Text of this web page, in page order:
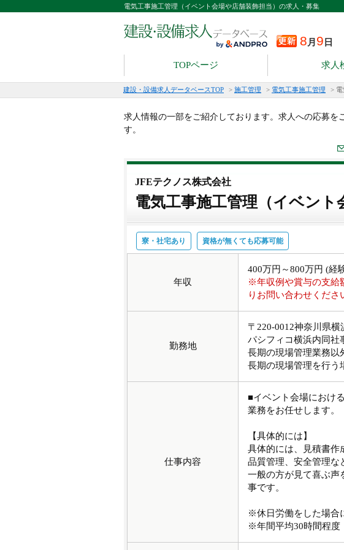
電気工事施工管理（イベント会場や店舗装飾担当）の求人・募集
8 月 9 日
TOPページ 求人
建設・設備求人データベースTOP > 施工管理 > 電気工事施工管理 >
求人情報の一部をご紹介しております。求人への応募
す。
JFEテクノス株式会社
電気工事施工管理（イベント
寮・社宅あり 資格が無くても応募可能
年収
400万円～800万円 (経
※年収例や賞与の支給
りお問い合わせくださ
勤務地
〒220-0012神奈川県横
パシフィコ横浜内同社
長期の現場管理業務以
長期の現場管理を行う
仕事内容
■イベント会場におけ
業務をお任せします。
【具体的には】
具体的には、見積書作
品質管理、安全管理な
一般の方が見て喜ぶ声
事です。
※休日労働をした場合
※年間平均30時間程度